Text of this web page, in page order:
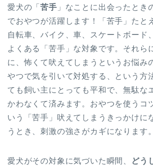
愛犬の「苦手 」なことに出会ったと
でおやつが活躍します！「苦手」たと
自転車、バイク、車、スケートボード
よくある「苦手」な対象です。それら
に、怖くて吠えてしまうというお悩み
やつで気を引いて対処する、という方
ても飼い主にとっても平和で、無駄な
かわなくて済みます。おやつを使うコ
いう「苦手」吠えてしまうきっかけに
うとき、刺激の強さがカギになります。
愛犬がその対象に気づいた瞬間、
どう